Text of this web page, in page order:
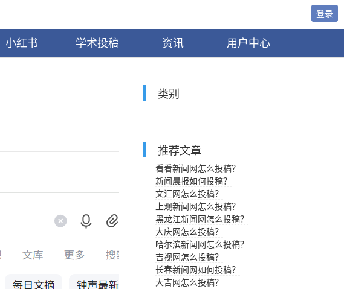
登录
小红书 学术投稿 资讯 用户中心
类别
推荐文章
看看新闻网怎么投稿？
新闻晨报如何投稿？
文汇网怎么投稿？
上观新闻网怎么投稿？
黑龙江新闻网怎么投稿？
大庆网怎么投稿？
哈尔滨新闻网怎么投稿？
吉视网怎么投稿？
长春新闻网如何投稿？
大吉网怎么投稿？